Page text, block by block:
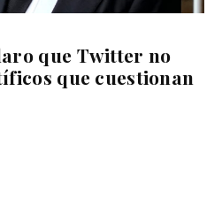
que Twitter no
que cuestionan